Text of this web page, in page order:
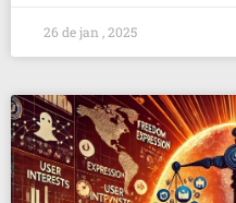
26 de jan , 2025